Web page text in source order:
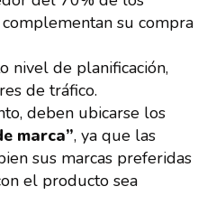
su compra
nivel de planificación,
de tráfico.
deben ubicarse los
marca”, ya que las
sus marcas preferidas
el producto sea